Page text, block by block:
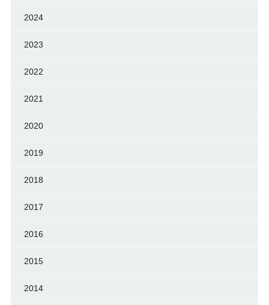
2024
2023
2022
2021
2020
2019
2018
2017
2016
2015
2014